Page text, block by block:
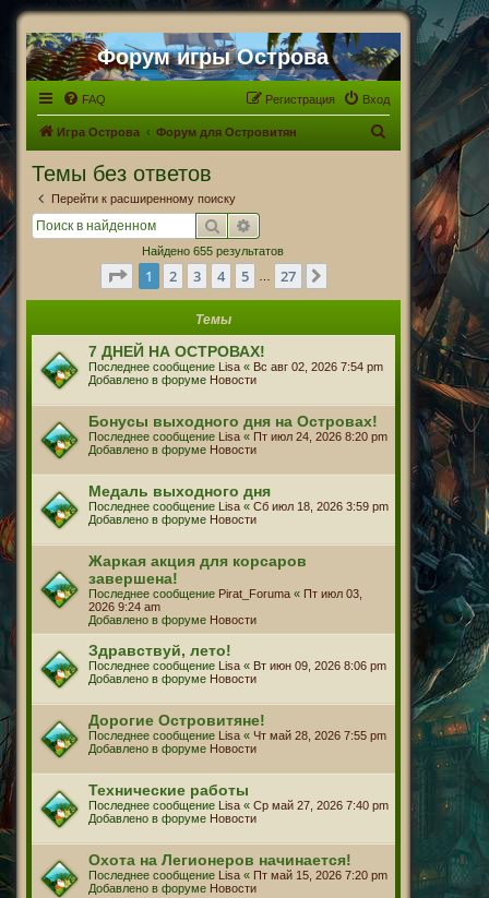
Форум игры Острова
FAQ Вход
Регистрация
Игра Острова Форум для Островитян
Темы без ответов
Перейти к расширенному поиску
Поиск
Найдено 655 результатов
Страница из 27
1 2 3 4 5 27
Темы
7 ДНЕЙ НА ОСТРОВАХ!
Последнее сообщение Lisa « Вс авг 02, 2026 7:54 pm
Добавлено в форуме Новости
Бонусы выходного дня на Островах!
Последнее сообщение Lisa « Пт июл 24, 2026 8:20 pm
Добавлено в форуме Новости
Медаль выходного дня
Последнее сообщение Lisa « Сб июл 18, 2026 3:59 pm
Добавлено в форуме Новости
Жаркая акция для корсаров
завершена!
Последнее сообщение Pirat_Foruma « Пт июл 03,
2026 9:24 am
Добавлено в форуме Новости
Здравствуй, лето!
Последнее сообщение Lisa « Вт июн 09, 2026 8:06 pm
Добавлено в форуме Новости
Дорогие Островитяне!
Последнее сообщение Lisa « Чт май 28, 2026 7:55 pm
Добавлено в форуме Новости
Технические работы
Последнее сообщение Lisa « Ср май 27, 2026 7:40 pm
Добавлено в форуме Новости
Охота на Легионеров начинается!
Последнее сообщение Lisa « Пт май 15, 2026 7:20 pm
Добавлено в форуме Новости